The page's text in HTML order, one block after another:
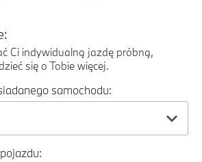
Ci indywidualną jazdę próbną,
się o Tobie więcej.
samochodu: